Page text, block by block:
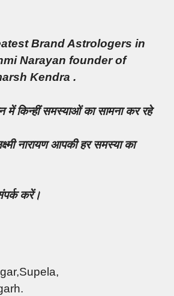
Brand Astrologers in
Narayan founder of
Kendra .
में किन्हीं समस्याओं का सामना कर रहे
नारायण आपकी हर समस्या का
करें।